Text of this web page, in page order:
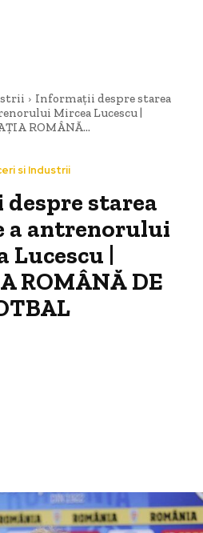
Informații despre starea
Mircea Lucescu |
ROMÂNĂ...
si Industrii
starea
a antrenorului
Lucescu |
ROMÂNĂ DE